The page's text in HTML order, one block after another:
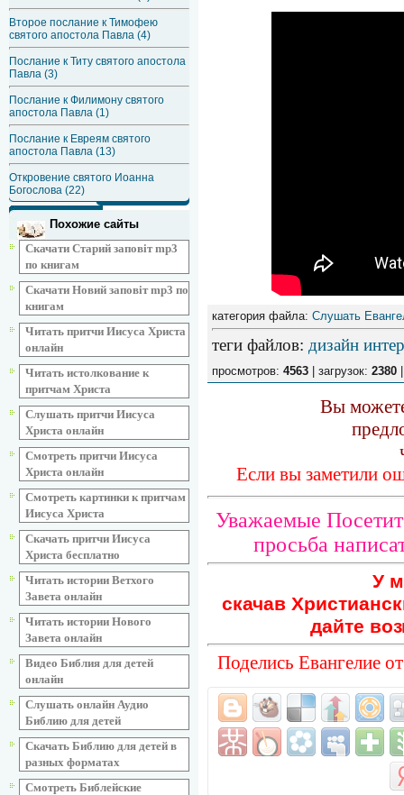
Второе послание к Тимофею
святого апостола Павла (4)
Послание к Титу святого апостола
Павла (3)
Послание к Филимону святого
апостола Павла (1)
Послание к Евреям святого
апостола Павла (13)
Откровение святого Иоанна
Богослова (22)
Похожие сайты
Скачати Старий заповіт mp3
по книгам
Скачати Новий заповіт mp3 по
книгам
Читать притчи Иисуса Христа
онлайн
Читать истолкование к
притчам Христа
Слушать притчи Иисуса
Христа онлайн
Смотреть притчи Иисуса
Христа онлайн
Смотреть картинки к притчам
Иисуса Христа
Скачать притчи Иисуса
Христа бесплатно
Читать истории Ветхого
Завета онлайн
Читать истории Нового
Завета онлайн
Видео Библия для детей
онлайн
Слушать онлайн Аудио
Библию для детей
Скачать Библию для детей в
разных форматах
Смотреть Библейские
категория файла: Слушать
теги файлов: дизайн
просмотров: 4563 | загрузок: 2380
Вы
Если вы заметили
Уважаемые
просьба
У
скачав
дайте
Поделись Евангелие